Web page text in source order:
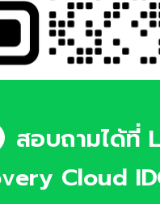
สอบถามได้ที่
Cloud